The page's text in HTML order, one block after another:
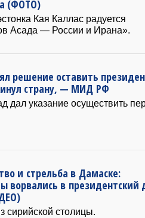
(ФОТО)
Кая Каллас радуется
Асада — России и Ирана».
решение оставить
страну, — МИД РФ
дал указание осуществить
и стрельба в Дамаске:
ворвались в президентский
столицы.